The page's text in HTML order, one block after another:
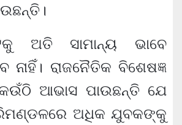
ଅତି ସାମାନ୍ୟ ଭାବେ
ନାହିଁ। ରାଜନୈତିକ ବିଶେଷଜ୍ଞ
ଆଭାସ ପାଉଛନ୍ତି ଯେ
ଅଧିକ ଯୁବକଙ୍କୁ